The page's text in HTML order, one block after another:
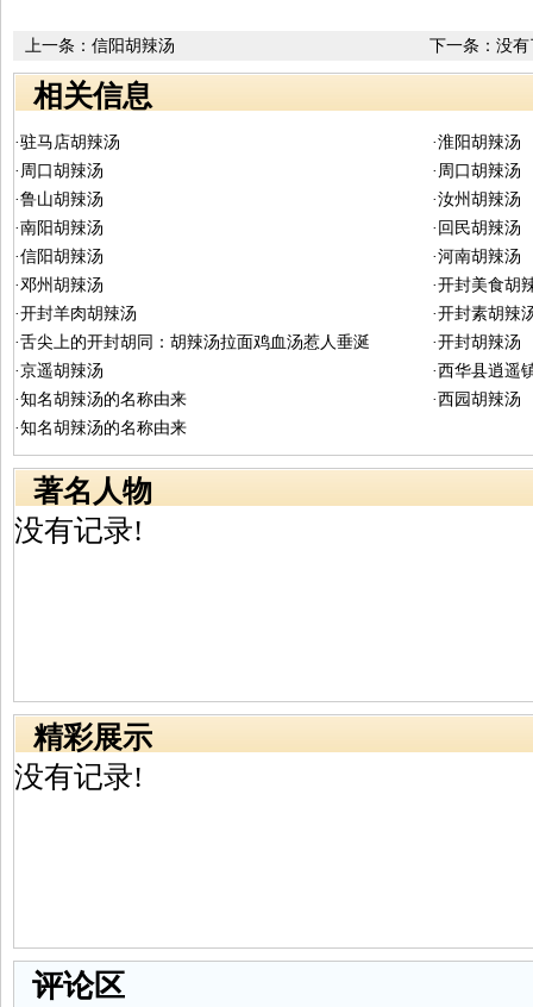
下一条：没有
上一条： 信阳胡辣汤
相关信息
·驻马店胡辣汤
·淮阳胡辣汤
·周口胡辣汤
·周口胡辣汤
·鲁山胡辣汤
·汝州胡辣汤
·南阳胡辣汤
·回民胡辣汤
·信阳胡辣汤
·河南胡辣汤
·邓州胡辣汤
·开封美食胡
·开封羊肉胡辣汤
·开封素胡辣
·舌尖上的开封胡同：胡辣汤拉面鸡血汤惹人垂涎
·开封胡辣汤
·京遥胡辣汤
·西华县逍遥
·知名胡辣汤的名称由来
·西园胡辣汤
·知名胡辣汤的名称由来
著名人物
没有记录!
精彩展示
没有记录!
评论区